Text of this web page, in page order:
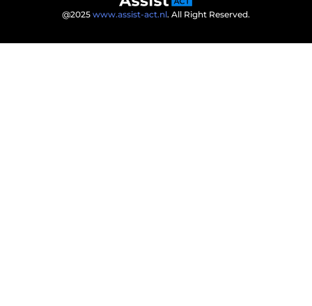
@2025 www.assist-act.nl. All Right Reserved.